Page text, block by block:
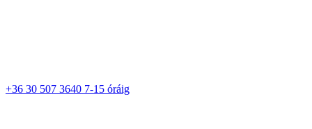
+36 30 507 3640 7-15 óráig